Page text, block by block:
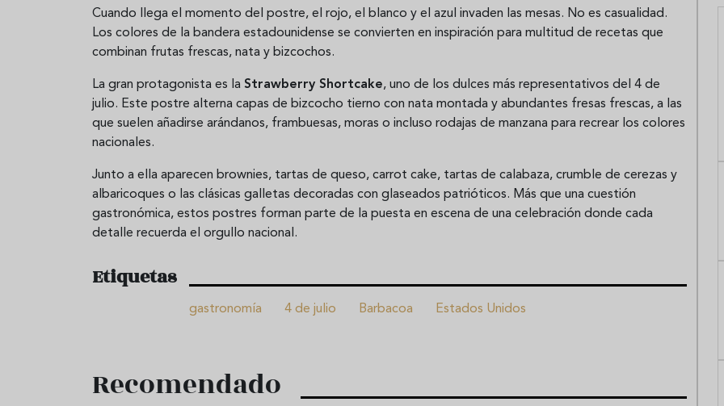
Cuando llega el momento del postre, el rojo, el blanco y el azul invaden las mesas. No es casualidad.
Los colores de la bandera estadounidense se convierten en inspiración para multitud de recetas que
combinan frutas frescas, nata y bizcochos.
La gran protagonista es la Strawberry Shortcake, uno de los dulces más representativos del 4 de
julio. Este postre alterna capas de bizcocho tierno con nata montada y abundantes fresas frescas, a las
que suelen añadirse arándanos, frambuesas, moras o incluso rodajas de manzana para recrear los colores
nacionales.
Junto a ella aparecen brownies, tartas de queso, carrot cake, tartas de calabaza, crumble de cerezas y
albaricoques o las clásicas galletas decoradas con glaseados patrióticos. Más que una cuestión
gastronómica, estos postres forman parte de la puesta en escena de una celebración donde cada
detalle recuerda el orgullo nacional.
Etiquetas
gastronomía 4 de julio Barbacoa Estados Unidos
Recomendado